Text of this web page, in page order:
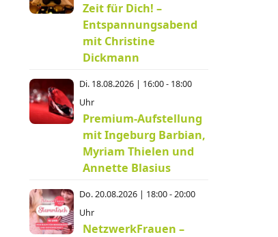
Zeit für Dich! –
Entspannungsabend
mit Christine
Dickmann
Di. 18.08.2026 | 16:00 - 18:00
Uhr
Premium-Aufstellung
mit Ingeburg Barbian,
Myriam Thielen und
Annette Blasius
Do. 20.08.2026 | 18:00 - 20:00
Uhr
NetzwerkFrauen –